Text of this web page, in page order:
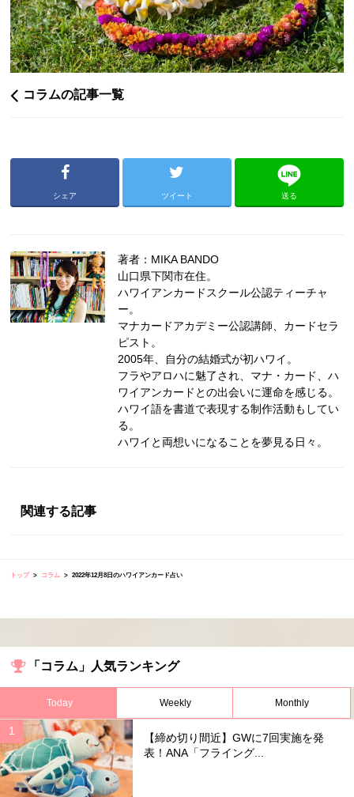
コラムの記事一覧
シェア ツイート 送る
著者：MIKA BANDO
山口県下関市在住。
ハワイアンカードスクール公認ティーチャ
ー。
マナカードアカデミー公認講師、カードセラ
ピスト。
2005年、自分の結婚式が初ハワイ。
フラやアロハに魅了され、マナ・カード、ハ
ワイアンカードとの出会いに運命を感じる。
ハワイ語を書道で表現する制作活動もしてい
る。
ハワイと両想いになることを夢見る日々。
関連する記事
トップ コラム 2022年12月8日のハワイアンカード占い
「コラム」人気ランキング
Today Weekly Monthly
【締め切り間近】GWに7回実施を発
表！ANA「フライング...